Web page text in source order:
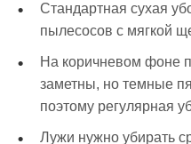
Стандартная сухая
пылесосов с мягкой
На коричневом фоне
заметны, но темные
поэтому регулярная
Лужи нужно убирать